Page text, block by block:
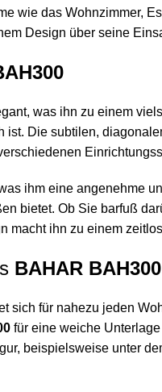
wie das Wohnzimmer,
Design über seine
was ihn zu einem
ist. Die subtilen,
ihm eine angenehme
bietet. Ob Sie barfuß
macht ihn zu einem
BAHAR BAH300
sich für nahezu jeden
für eine weiche
beispielsweise unter